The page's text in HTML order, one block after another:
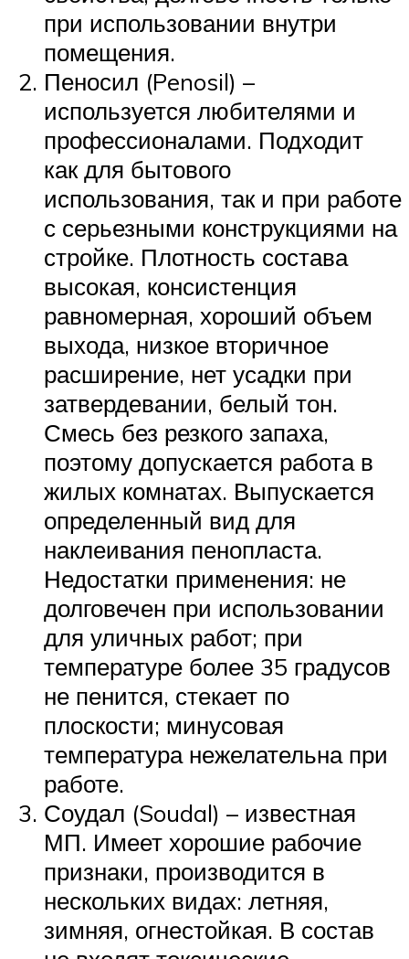
при использовании внутри
помещения.
Пеносил (Penosil) –
используется любителями и
профессионалами. Подходит
как для бытового
использования, так и при работе
с серьезными конструкциями на
стройке. Плотность состава
высокая, консистенция
равномерная, хороший объем
выхода, низкое вторичное
расширение, нет усадки при
затвердевании, белый тон.
Смесь без резкого запаха,
поэтому допускается работа в
жилых комнатах. Выпускается
определенный вид для
наклеивания пенопласта.
Недостатки применения: не
долговечен при использовании
для уличных работ; при
температуре более 35 градусов
не пенится, стекает по
плоскости; минусовая
температура нежелательна при
работе.
Соудал (Soudal) – известная
МП. Имеет хорошие рабочие
признаки, производится в
нескольких видах: летняя,
зимняя, огнестойкая. В состав